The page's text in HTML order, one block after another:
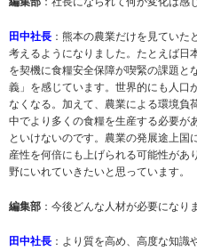
田中社長 ：熊本の農業だけを見てい
考えるようになりました。たとえば日
を契機に食糧安全保障が喫緊の課題と
義」を感じています。世界的にも人口
なくなる。加えて、農業による環境負
中でより多くの食糧を生産する必要が
といけないのです。農業の発展途上国
産性を何倍にも上げられる可能性があ
野にいれていきたいと思っています。
編集部 ：今後どんな人材が必要になり
田中社長 ：より質を高め、高度な知識